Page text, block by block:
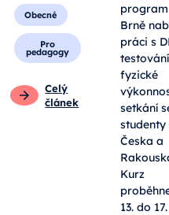
Obecné
Pro
pedagogy
Celý
článek
Brně
práci s
testování
fyzické
setkání
studenty
Česka a
Kurz
13. do 17.